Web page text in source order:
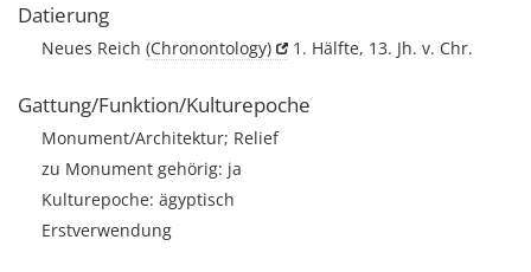
Datierung
Neues Reich (Chronontology) 1. Hälfte, 13. Jh. v. Chr.
Gattung/Funktion/Kulturepoche
Monument/Architektur; Relief
zu Monument gehörig: ja
Kulturepoche: ägyptisch
Erstverwendung